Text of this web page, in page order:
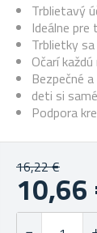
Trblietavý
Ideálne
Trblietky sa
Očarí
Bezpečné
deti si
Podpora
16,22 €
10,66